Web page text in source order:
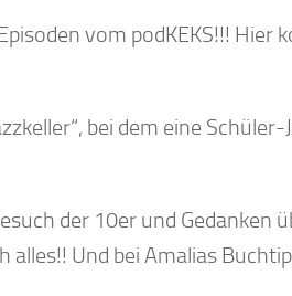
vom podKEKS!!! Hier
bei dem eine Schüler-
der 10er und Gedanken
Und bei Amalias